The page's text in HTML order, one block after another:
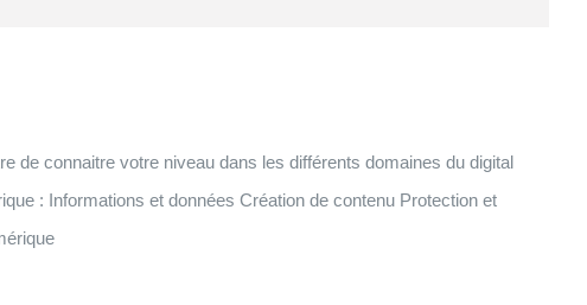
de connaitre votre niveau dans les différents domaines du digital
: Informations et données Création de contenu Protection et